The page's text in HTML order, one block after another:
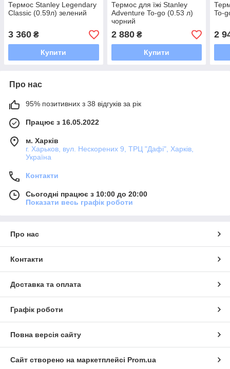
Термос Stanley Legendary
Classic (0.59л) зелений
3 360 ₴
Купити
Термос для їжі Stanley
Adventure To-go (0.53 л)
чорний
2 880₴
Купити
To-
2
Про нас
95% позитивних з 38 відгуків за рік
Працює з 16.05.2022
м. Харків
г. Харьков, вул. Нескорених 9, ТРЦ "Дафі", Харків,
Україна
Контакти
Сьогодні працює з 10:00 до 20:00
Показати весь графік роботи
Про нас
Контакти
Доставка та оплата
Графік роботи
Повна версія сайту
Сайт створено на маркетплейсі Prom.ua